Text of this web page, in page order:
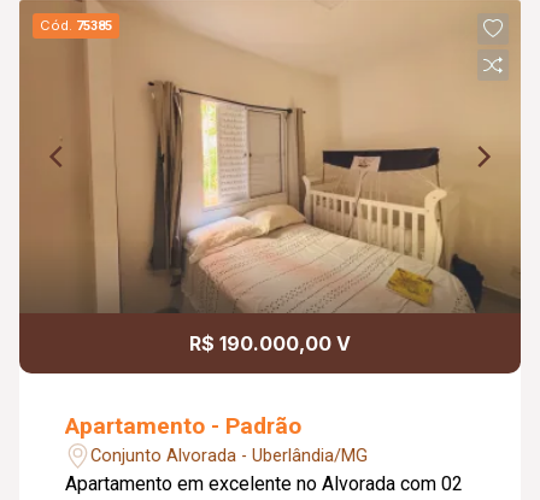
Cód. 75385
R$ 190.000,00 V
Apartamento - Padrão
Conjunto Alvorada - Uberlândia/MG
Apartamento em excelente no Alvorada com 02